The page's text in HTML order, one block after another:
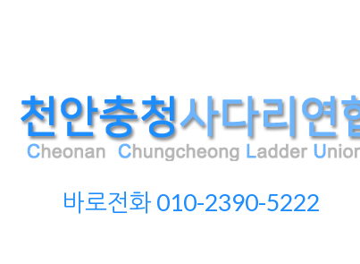
바로전화 010-2390-5222